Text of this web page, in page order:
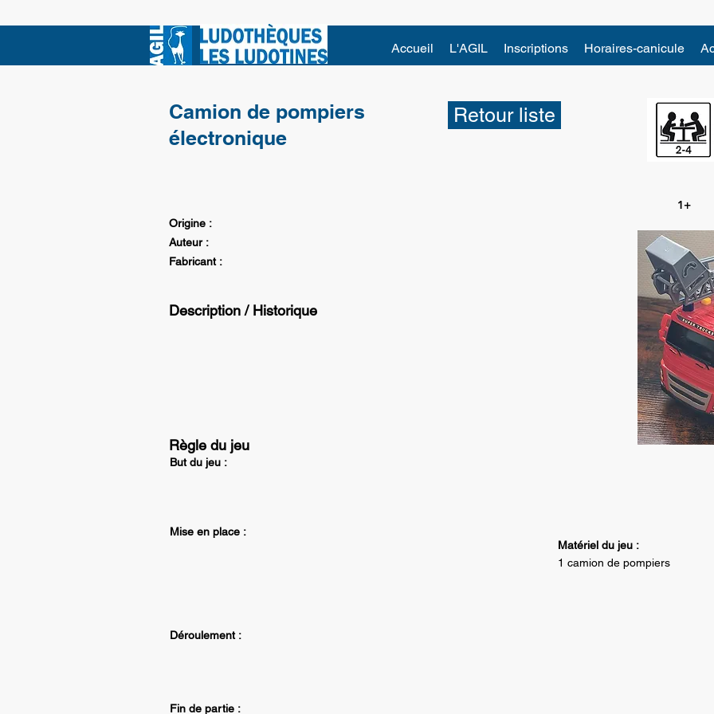
Accueil L'AGIL Inscriptions Horaires-canicule
Camion de pompiers
électronique
Retour liste
Origine :
Auteur :
Fabricant :
Description / Historique
Règle du jeu
But du jeu :
1+
Mise en place :
Déroulement :
Matériel du jeu :
1 camion de pompiers
Fin de partie :